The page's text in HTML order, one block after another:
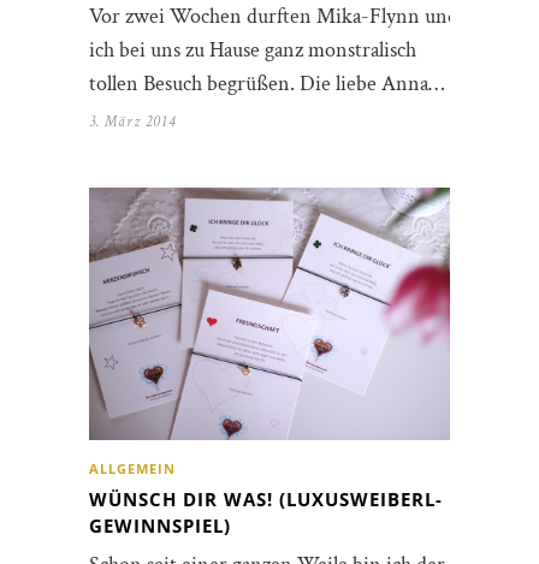
Vor zwei Wochen durften Mika-Flynn und
ich bei uns zu Hause ganz monstralisch
tollen Besuch begrüßen. Die liebe Anna…
3. März 2014
ALLGEMEIN
WÜNSCH DIR WAS! (LUXUSWEIBERL-
GEWINNSPIEL)